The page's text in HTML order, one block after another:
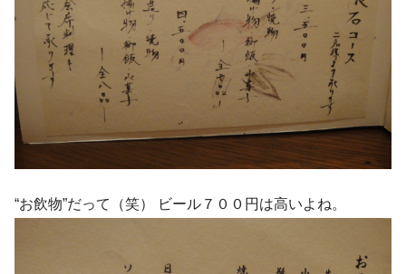
“お飲物”だって（笑） ビール７００円は高いよね。